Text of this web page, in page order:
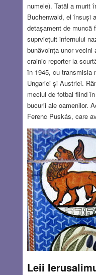
numele). Tatăl a murit
Buchenwald, el însuși
detașament de muncă
suprviețuit infernului
bunăvoința unor
crainic reporter la
în 1945, cu transmisia
Ungariei și Austriei.
meciul de fotbal fiind
bucurii ale oamenilor.
Ferenc Puskás, care
anilor cinzeci. În 1953
Wembley din Londra
și Ungaria, care s-a
învins cu 6-3. A fost
Angliei a pierdut pe
care i-a ascultat în
sportive unice în felul
AUG 9, 2018
Leii